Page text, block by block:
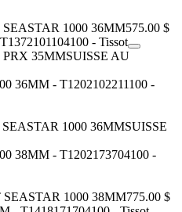
SEASTAR 1000 36MM575.00 $
PRX 35MMSUISSE AU
1000 36MMSUISSE
SEASTAR 1000 38MM775.00 $